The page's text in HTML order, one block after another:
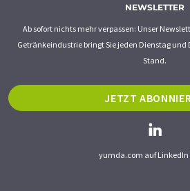
NEWSLETTER
Ab sofort nichts mehr verpassen: Unser
Getränkeindustrie bringt Sie jeden Dienstag und
Stand.
JETZT
yumda.com auf LinkedIn